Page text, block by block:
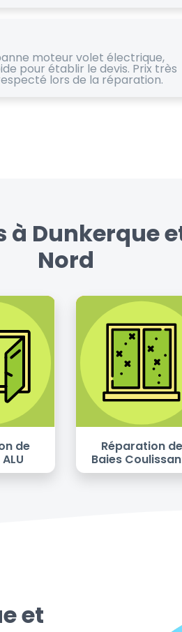
moteur volet électrique,
pour établir le devis. Prix très
lors de la réparation.
à Dunkerque
Nord
de
Réparation de
Baies
et